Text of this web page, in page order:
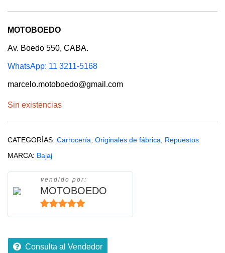
MOTOBOEDO
Av. Boedo 550, CABA.
WhatsApp: 11 3211-5168
marcelo.motoboedo@gmail.com
Sin existencias
CATEGORÍAS: Carrocería, Originales de fábrica, Repuestos
MARCA: Bajaj
vendido por:
MOTOBOEDO
5de 5
Consulta al Vendedor